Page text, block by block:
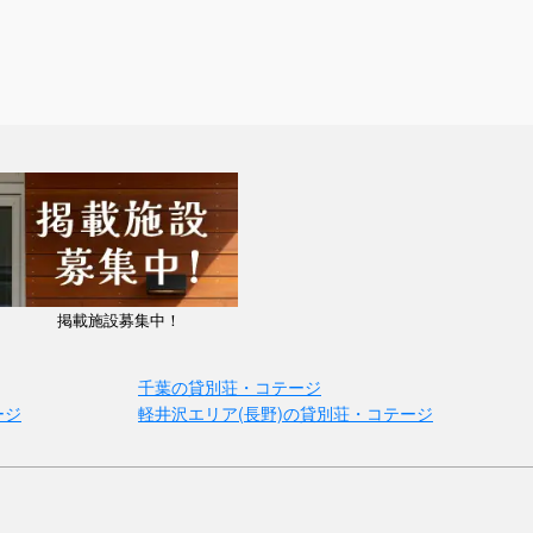
掲載施設募集中！
千葉の貸別荘・コテージ
軽井沢エリア(長野)の貸別荘・コテージ